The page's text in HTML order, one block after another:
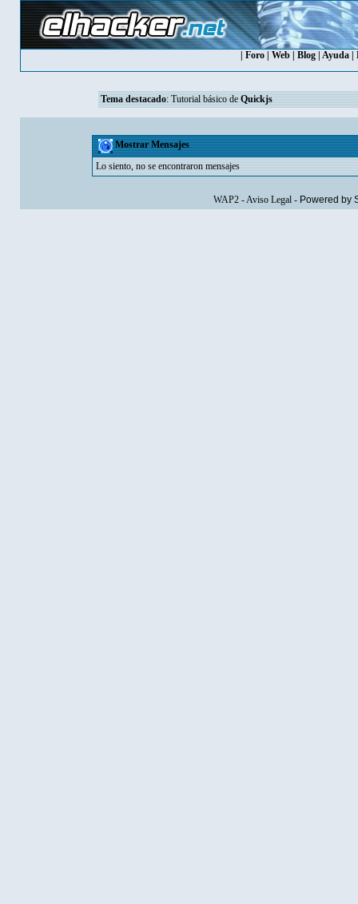
Foro Web Blog Ayuda
Tema destacado: Tutorial básico de Quickjs
Mostrar Mensajes
Lo siento, no se encontraron mensajes
WAP2-Aviso Legal- Powered by